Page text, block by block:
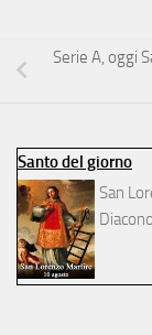
Serie A, oggi
Santo del giorno
San